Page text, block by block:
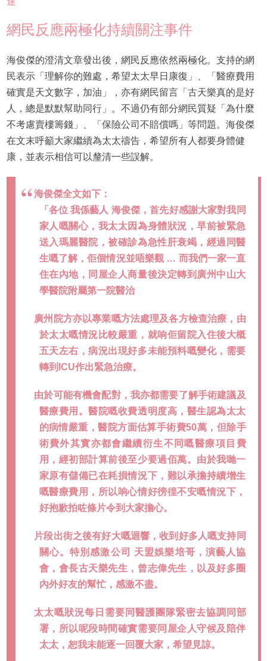
網民反應兩極化持續關注事件
海俊傑的澄清文章發出後，網民反應依然兩極化。支持的網
民表示「理解你的難處，希望太太早日康復」、「醫療費用
確實是天文數字，加油」，亦有網民留言「古天樂真的是好
人，總是默默幫助同行」。不過仍有部分網民質疑「為什麼
不考慮賣樓籌錢」、「保險公司不賠償嗎」等問題。海俊傑
在文末呼籲大家繼續為太太禱告，希望所有人都要身體健
康，並表示相信可以釐清一些誤解。
海俊傑全文如下：
「各位 我係藝人 海俊傑，首先好感謝大家對我同
家人嘅關心，我太太因為身體狀況，早前被緊急
送入瑪麗醫院，被確診為急性肝衰竭，經過同醫
生嘅了解，佢個情況並唔樂觀 … 而我們一家一直
住在內地，同屋企人商量後決定轉到廣州中山大
學醫院附屬第一院醫治
廣州院方亦以專業嘅方法處理及各方檢查治療，由
於太太嘅情況比較嚴重，就响佢留院入住後大概
五天左右，病況出現好多未能預料嘅變化，需要
轉到ICU作出緊急治療。
由於可能有機會配對，我亦都需要了解手術建議及
醫療費用。醫院嘅收費透明度高，醫生認為太太
的病情嚴重，醫院方面估算手術費50萬，但除手
術費外其實亦都會繼續衍生不同嘅醫療項目費
用，經初部計算前後至少要過佰萬。由於我哋一
家原有儲備已在耗損情況下，難以承擔持續增生
嘅醫療費用，所以响心情好徬徨不安嘅情況下，
好抱歉拍咗條片令到大家擔心。
片段出街之後有好大嘅迴響，收到好多人嘅支持同
關心。特別感激公司 天盟娛樂培哥，演藝人協
會，會長古天樂先生，曾志偉先生，以及好多圈
內外好友的幫忙，感激不盡。
太太嘅狀況每日需要同醫護團隊緊密去協調同部
署，所以呢段時間確實需要同屋企人守候及陪伴
太太，恕我未能逐一回覆大家，希望見諒。